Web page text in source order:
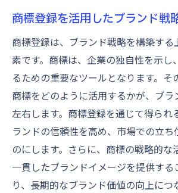
商標登録を活用したブランド戦
商標登録は、ブランド戦略を構築す
素です。商標は、企業の独自性を示し
るための重要なツールとなります。そ
商標をどのように活用するかが、ブラ
左右します。商標登録を通じて得られ
ランドの信頼性を高め、市場での立ち
のにします。さらに、商標の戦略的な
一貫したブランドイメージを提供する
り、長期的なブランド価値の向上につ